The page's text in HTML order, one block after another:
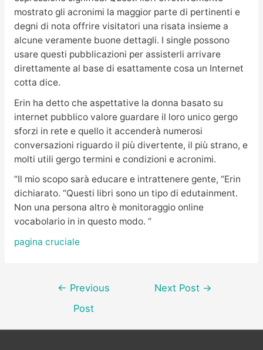
mostrato gli acronimi la maggior parte di pertinenti e
degni di nota offrire visitatori una risata insieme a
alcune veramente buone dettagli. I single possono
usare questi pubblicazioni per assisterli arrivare
direttamente al base di esattamente cosa un Internet
cotta dice.
Erin ha detto che aspettative la donna basato su
internet pubblico valore guardare il loro unico gergo
sforzi in rete e quello it accenderà numerosi
conversazioni riguardo il più divertente, il più strano, e
molti utili gergo termini e condizioni e acronimi.
“Il mio scopo sarà educare e intrattenere gente, “Erin
dichiarato. “Questi libri sono un tipo di edutainment.
Non una persona altro è monitoraggio online
vocabolario in in questo modo. “
pagina cruciale
Post
navigation
← Previous
Post
Next Post →